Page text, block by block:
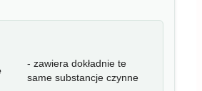
- zawiera dokładnie te
same substancje czynne